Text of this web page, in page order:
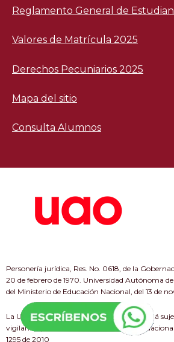
Reglamento General de
Valores de Matrícula 2025
Derechos Pecuniarios 2025
Mapa del sitio
Consulta Alumnos
Personería jurídica, Res. No. 0618, de la
20 de febrero de 1970. Universidad Autónoma de
del Ministerio de Educación Nacional, del 13 de
La Universidad Autónoma de Occidente está
vigilancia por el Ministerio de Educación
1295 de 2010